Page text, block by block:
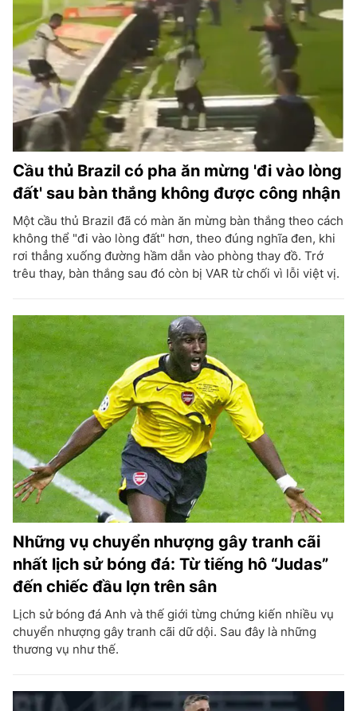
Cầu thủ Brazil có pha ăn mừng 'đi vào lòng
đất' sau bàn thắng không được công nhận
Một cầu thủ Brazil đã có màn ăn mừng bàn thắng theo cách
không thể "đi vào lòng đất" hơn, theo đúng nghĩa đen, khi
rơi thẳng xuống đường hầm dẫn vào phòng thay đồ. Trớ
trêu thay, bàn thắng sau đó còn bị VAR từ chối vì lỗi việt vị.
Những vụ chuyển nhượng gây tranh cãi
nhất lịch sử bóng đá: Từ tiếng hô “Judas”
đến chiếc đầu lợn trên sân
Lịch sử bóng đá Anh và thế giới từng chứng kiến nhiều vụ
chuyển nhượng gây tranh cãi dữ dội. Sau đây là những
thương vụ như thế.